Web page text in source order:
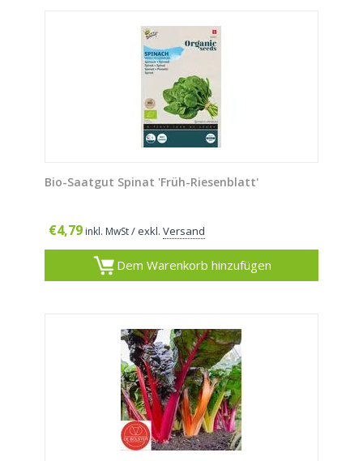
Bio-Saatgut Spinat 'Früh-Riesenblatt'
€4,79 inkl. MwSt/ exkl. Versand
Dem Warenkorb hinzufügen